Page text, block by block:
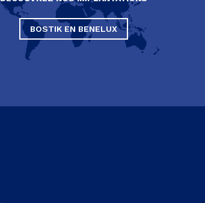
BOSTIK EN BENELUX